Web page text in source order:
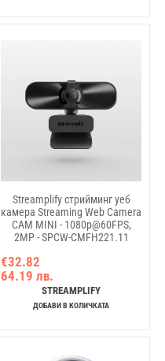
Streamplify стрийминг уеб
камера Streaming Web Camera
CAM MINI - 1080p@60FPS,
2MP - SPCW-CMFH221.11
€32.82
64.19 лв.
STREAMPLIFY
ДОБАВИ В КОЛИЧКАТА